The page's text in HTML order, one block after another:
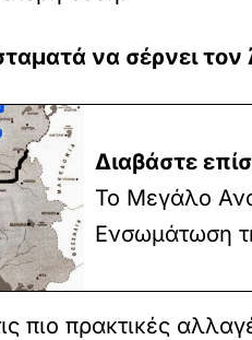
να σέρνει
Διαβάστε
Το Μεγάλο
Ενσωμάτωση
πιο πρακτικές